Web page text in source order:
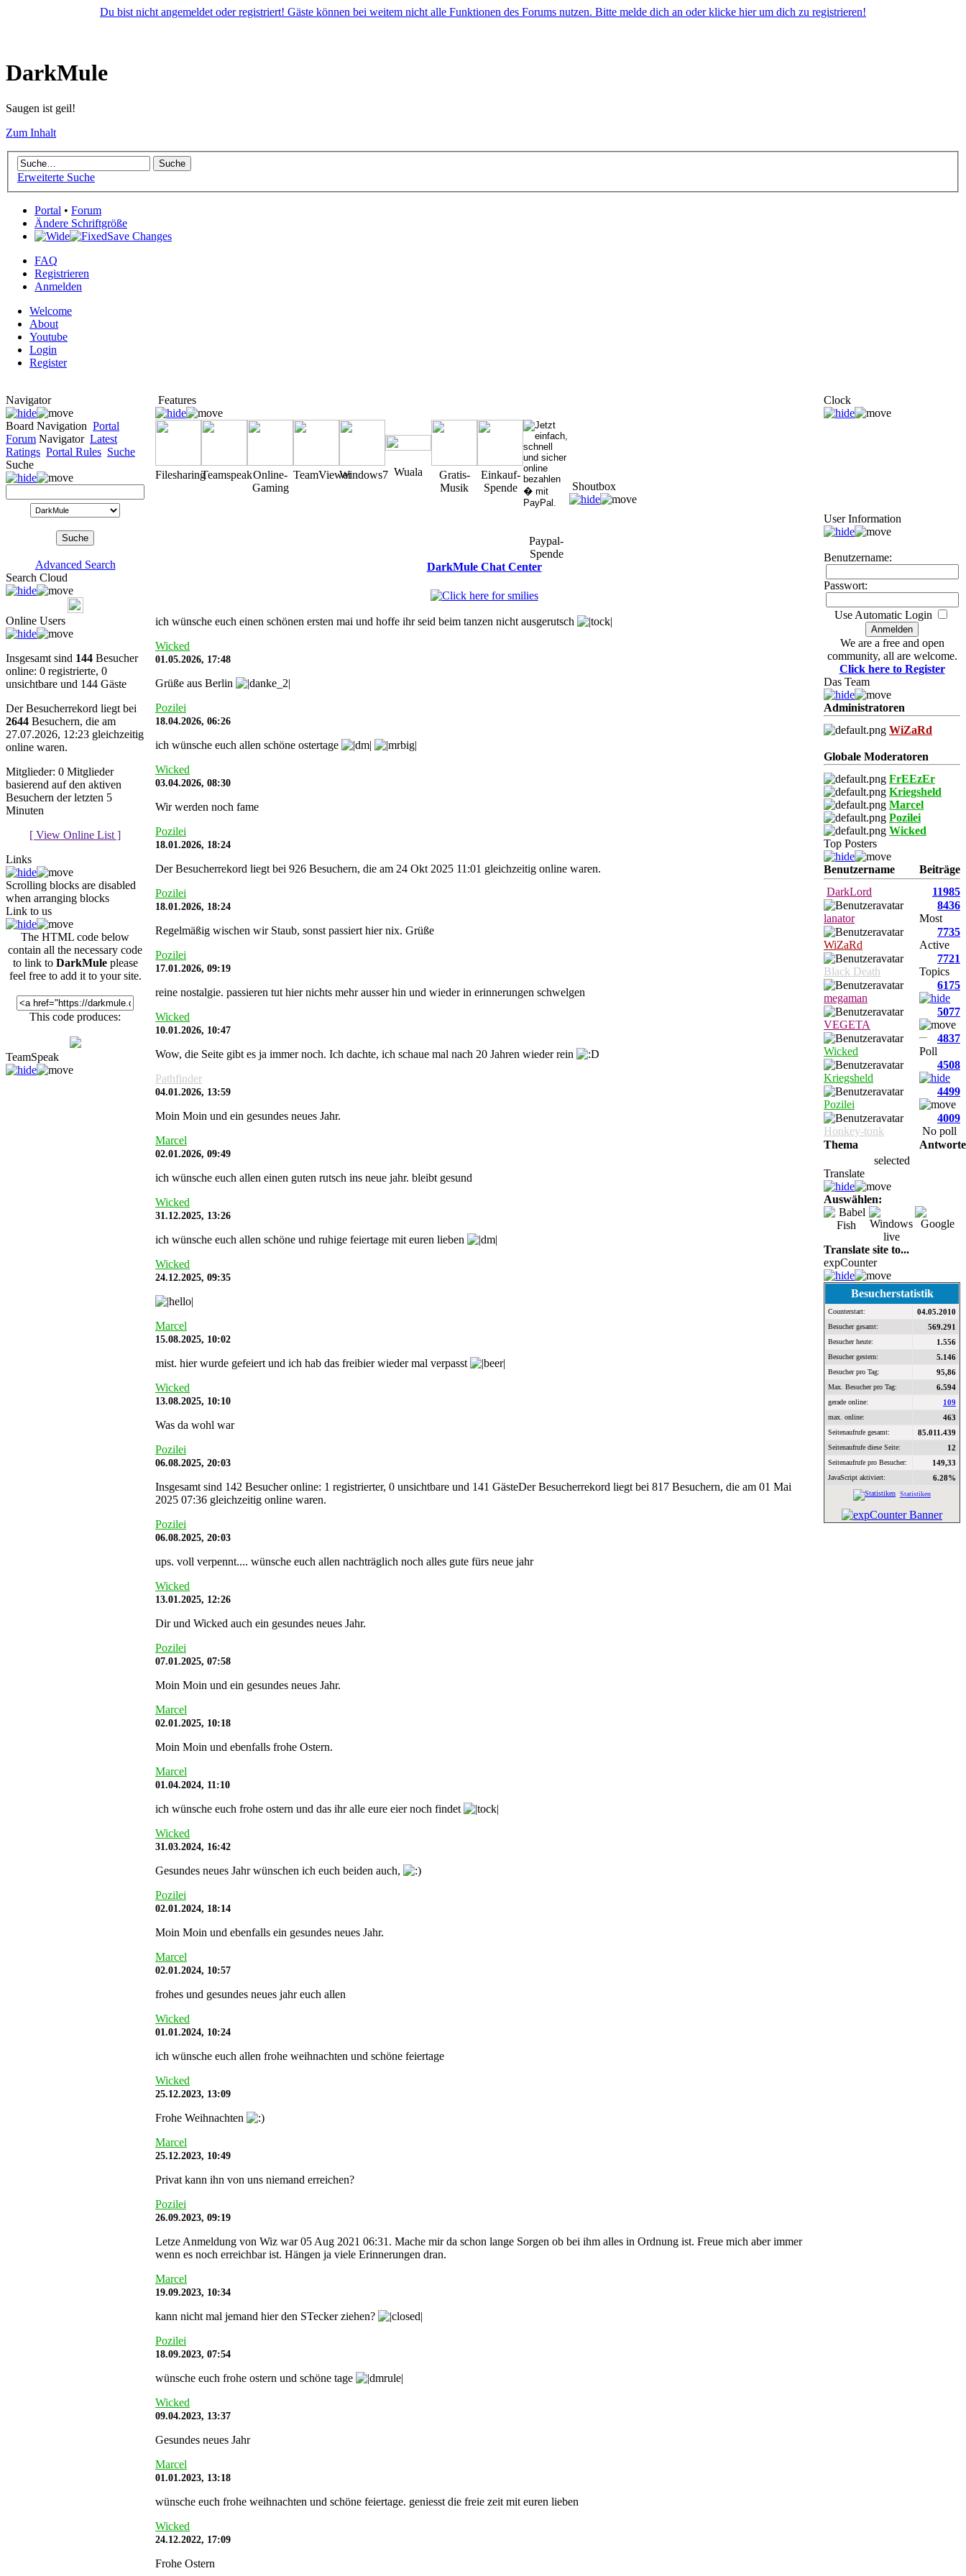
Du bist nicht angemeldet oder registriert! Gäste können bei weitem nicht alle Funktionen des Forums nutzen. Bitte melde dich an oder klicke hier um dich zu registrieren!
DarkMule
Saugen ist geil!
Zum Inhalt
Erweiterte Suche
Portal • Forum
Ändere Schriftgröße
Save Changes
FAQ
Registrieren
Anmelden
Welcome
About
Youtube
Login
Register
Navigator
Board Navigation Portal
Forum Navigator Latest
Ratings Portal Rules Suche
Suche
Advanced Search
Search Cloud
Online Users
Insgesamt sind 144 Besucher
online: 0 registrierte, 0
unsichtbare und 144 Gäste
Der Besucherrekord liegt bei
2644 Besuchern, die am
27.07.2026, 12:23 gleichzeitig
online waren.
Mitglieder: 0 Mitglieder
basierend auf den aktiven
Besuchern der letzten 5
Minuten
[ View Online List ]
Links
Scrolling blocks are disabled
when arranging blocks
Link to us
The HTML code below
contain all the necessary code
to link to DarkMuleplease
feel free to add it to your site.
This code produces:
TeamSpeak
Features
FilesharingTeamspeakOnline-
Gaming
TeamViewerWindows7 Wuala
Gratis-
Musik
Einkauf-
Spende
Paypal-
Spende
Shoutbox
DarkMule Chat Center
ich wünsche euch einen schönen ersten mai und hoffe ihr seid beim tanzen nicht ausgerutsch
Wicked
01.05.2026, 17:48
Grüße aus Berlin
Pozilei
18.04.2026, 06:26
ich wünsche euch allen schöne ostertage
Wicked
03.04.2026, 08:30
Wir werden noch fame
Pozilei
18.01.2026, 18:24
Der Besucherrekord liegt bei 926 Besuchern, die am 24 Okt 2025 11:01 gleichzeitig online waren.
Pozilei
18.01.2026, 18:24
Regelmäßig wischen wir Staub, sonst passiert hier nix. Grüße
Pozilei
17.01.2026, 09:19
reine nostalgie. passieren tut hier nichts mehr ausser hin und wieder in erinnerungen schwelgen
Wicked
10.01.2026, 10:47
Wow, die Seite gibt es ja immer noch. Ich dachte, ich schaue mal nach 20 Jahren wieder rein
Pathfinder
04.01.2026, 13:59
Moin Moin und ein gesundes neues Jahr.
Marcel
02.01.2026, 09:49
ich wünsche euch allen einen guten rutsch ins neue jahr. bleibt gesund
Wicked
31.12.2025, 13:26
ich wünsche euch allen schöne und ruhige feiertage mit euren lieben
Wicked
24.12.2025, 09:35
Marcel
15.08.2025, 10:02
mist. hier wurde gefeiert und ich hab das freibier wieder mal verpasst
Wicked
13.08.2025, 10:10
Was da wohl war
Pozilei
06.08.2025, 20:03
Insgesamt sind 142 Besucher online: 1 registrierter, 0 unsichtbare und 141 GästeDer Besucherrekord liegt bei 817 Besuchern, die am 01 Mai
2025 07:36 gleichzeitig online waren.
Pozilei
06.08.2025, 20:03
ups. voll verpennt.... wünsche euch allen nachträglich noch alles gute fürs neue jahr
Wicked
13.01.2025, 12:26
Dir und Wicked auch ein gesundes neues Jahr.
Pozilei
07.01.2025, 07:58
Moin Moin und ein gesundes neues Jahr.
Marcel
02.01.2025, 10:18
Moin Moin und ebenfalls frohe Ostern.
Marcel
01.04.2024, 11:10
ich wünsche euch frohe ostern und das ihr alle eure eier noch findet
Wicked
31.03.2024, 16:42
Gesundes neues Jahr wünschen ich euch beiden auch,
Pozilei
02.01.2024, 18:14
Moin Moin und ebenfalls ein gesundes neues Jahr.
Marcel
02.01.2024, 10:57
frohes und gesundes neues jahr euch allen
Wicked
01.01.2024, 10:24
ich wünsche euch allen frohe weihnachten und schöne feiertage
Wicked
25.12.2023, 13:09
Frohe Weihnachten
Marcel
25.12.2023, 10:49
Privat kann ihn von uns niemand erreichen?
Pozilei
26.09.2023, 09:19
Letze Anmeldung von Wiz war 05 Aug 2021 06:31. Mache mir da schon lange Sorgen ob bei ihm alles in Ordnung ist. Freue mich aber immer
wenn es noch erreichbar ist. Hängen ja viele Erinnerungen dran.
Marcel
19.09.2023, 10:34
kann nicht mal jemand hier den STecker ziehen?
Pozilei
18.09.2023, 07:54
wünsche euch frohe ostern und schöne tage
Wicked
09.04.2023, 13:37
Gesundes neues Jahr
Marcel
01.01.2023, 13:18
wünsche euch frohe weihnachten und schöne feiertage. geniesst die freie zeit mit euren lieben
Wicked
24.12.2022, 17:09
Frohe Ostern
Clock
User Information
Benutzername:
Passwort:
Use Automatic Login
We are a free and open
community, all are welcome.
Click here to Register
Das Team
Administratoren
WiZaRd
Globale Moderatoren
FrEEzEr
Kriegsheld
Marcel
Pozilei
Wicked
Top Posters
Benutzername
Beiträge
DarkLord
11985
lanator
8436
WiZaRd
7735
Black Death
7721
megaman
6175
VEGETA
5077
Wicked
4837
Kriegsheld
4508
Pozilei
4499
Honkey-tonk
4009
Most
Active
Topics
Thema
Poll
No poll
selected
Translate
Auswählen:
Translate site to...
expCounter
Besucherstatistik
Counterstart: 04.05.2010
Besucher gesamt: 569.291
Besucher heute: 1.556
Besucher gestern: 5.146
Besucher pro Tag: 95,86
Max. Besucher pro Tag: 6.594
gerade online: 109
max. online: 463
Seitenaufrufe gesamt: 85.011.439
Seitenaufrufe diese Seite: 12
Seitenaufrufe pro Besucher: 149,33
JavaScript aktiviert: 6.28%
Statistiken